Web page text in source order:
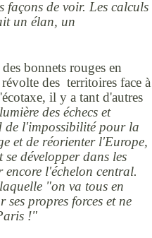
façons de voir. Les calculs
un élan, un
bonnets rouges en
des territoires face à
il y a tant d'autres
des échecs et
de l'impossibilité pour la
et de réorienter l'Europe,
développer dans les
encore l'échelon central.
"on va tous en
propres forces et ne
!"